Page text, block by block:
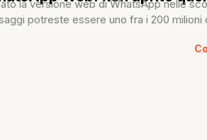
la versione web di WhatsApp nelle
potreste essere uno fra i 200 milioni